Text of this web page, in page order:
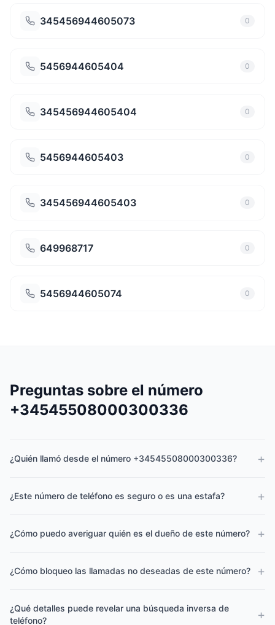
345456944605073 0
5456944605404 0
345456944605404 0
5456944605403 0
345456944605403 0
649968717 0
5456944605074 0
Preguntas sobre el número
+34545508000300336
¿Quién llamó desde el número +34545508000300336? +
¿Este número de teléfono es seguro o es una estafa? +
¿Cómo puedo averiguar quién es el dueño de este número? +
¿Cómo bloqueo las llamadas no deseadas de este número? +
¿Qué detalles puede revelar una búsqueda inversa de
teléfono?
+